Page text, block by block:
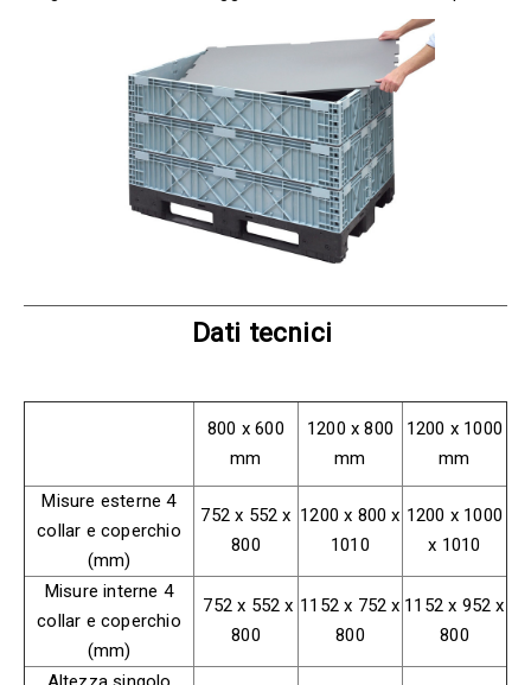
Dati tecnici
800 x 600
mm
1200 x 800
mm
1200 x 1000
mm
Misure esterne 4
collar e coperchio
(mm)
752 x 552 x
800
1200 x 800 x
1010
1200 x 1000
x 1010
Misure interne 4
collar e coperchio
(mm)
752 x 552 x
800
1152 x 752 x
800
1152 x 952 x
800